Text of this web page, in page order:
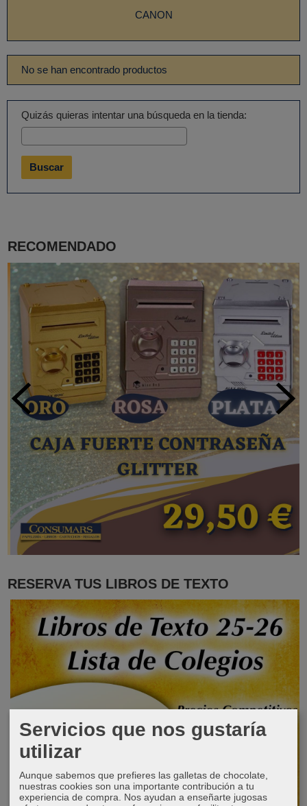
RECOMENDADO
RESERVA TUS LIBROS DE TEXTO
CANON
No se han encontrado productos
Quizás quieras intentar una búsqueda en la tienda:
Servicios que nos gustaría
utilizar
Aunque sabemos que prefieres las galletas de chocolate,
nuestras cookies son una importante contribución a tu
experiencia de compra. Nos ayudan a enseñarte jugosas